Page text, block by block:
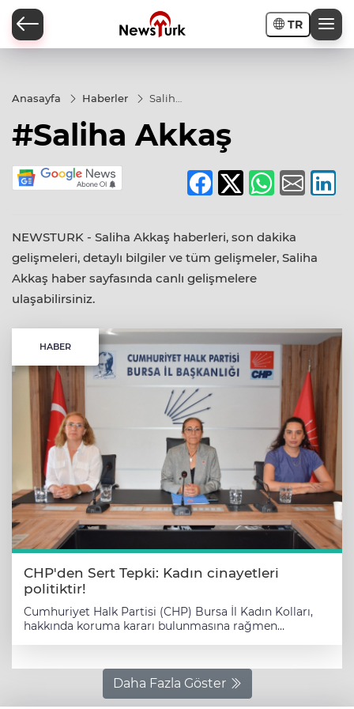
TR
Anasayfa Haberler
Saliha
#Saliha Akkaş
NEWSTURK - Saliha Akkaş haberleri, son dakika
gelişmeleri, detaylı bilgiler ve tüm gelişmeler, Saliha
Akkaş haber sayfasında canlı gelişmelere
ulaşabilirsiniz.
HABER
CHP'den Sert Tepki: Kadın cinayetleri
politiktir!
Cumhuriyet Halk Partisi (CHP) Bursa İl Kadın Kolları,
hakkında koruma kararı bulunmasına rağmen
düzenledi. CHP Bursa İl Başkanlığı’nda yapılan
açıklamada, kadın cinayetleri politiktir vurgusu
yapılarak mevcut iktidarın kadınları korumaya yönelik
Daha Fazla Göster